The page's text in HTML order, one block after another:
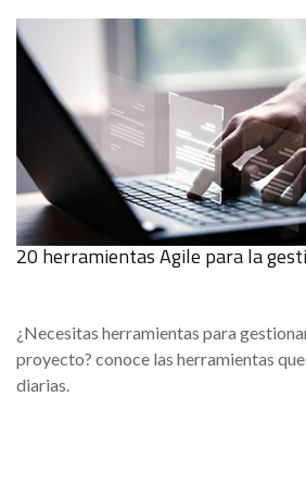
20 herramientas Agile para la
¿Necesitas herramientas para
proyecto? conoce las herramientas
diarias.